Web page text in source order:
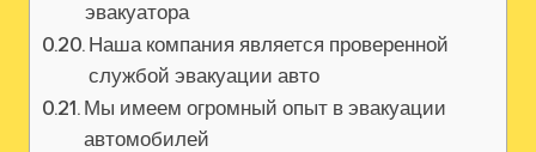
эвакуатора
Наша компания является проверенной
службой эвакуации авто
Мы имеем огромный опыт в эвакуации
автомобилей